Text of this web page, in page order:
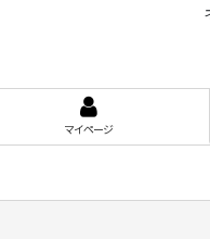
マイページ